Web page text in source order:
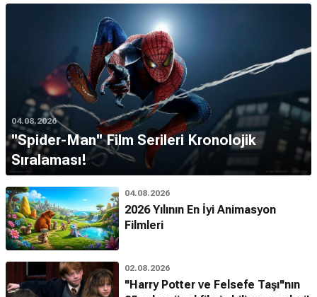
04.08.2026
''Spider-Man'' Film Serileri Kronolojik
Sıralaması!
04.08.2026
2026 Yılının En İyi Animasyon
Filmleri
02.08.2026
"Harry Potter ve Felsefe Taşı"nın